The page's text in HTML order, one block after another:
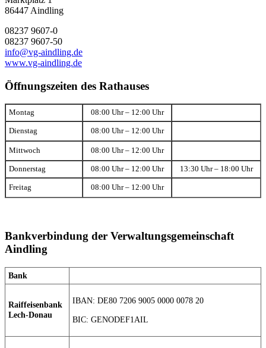
86447 Aindling
08237 9607-0
08237 9607-50
info@vg-aindling.de
www.vg-aindling.de
Öffnungszeiten des Rathauses
Montag 08:00 Uhr – 12:00 Uhr
Dienstag 08:00 Uhr – 12:00 Uhr
Mittwoch 08:00 Uhr – 12:00 Uhr
Donnerstag 08:00 Uhr – 12:00 Uhr 13:30 Uhr – 18:00 Uhr
Freitag 08:00 Uhr – 12:00 Uhr
Bankverbindung der Verwaltungsgemeinschaft
Aindling
Bank
Raiffeisenbank
Lech-Donau
IBAN: DE80 7206 9005 0000 0078 20
BIC: GENODEF1AIL